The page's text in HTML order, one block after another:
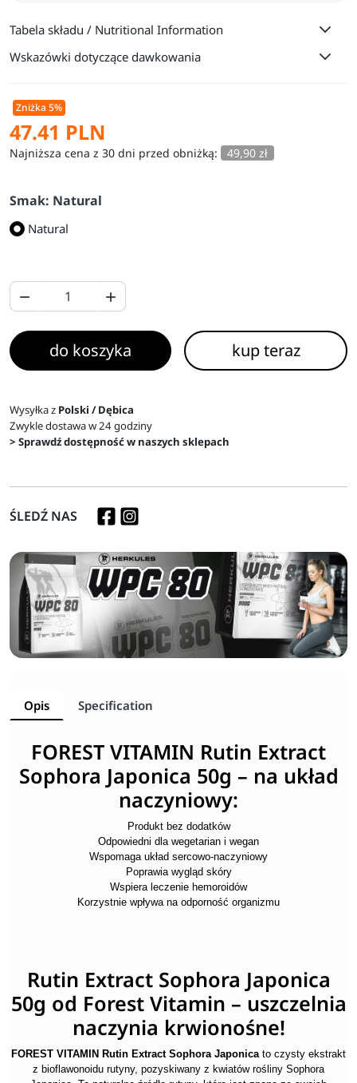
Tabela składu / Nutritional Information
Wskazówki dotyczące dawkowania
Zniżka 5%
47.41 PLN
Najniższa cena z 30 dni przed obniżką: 49,90 zł
Smak: Natural
Natural
 
do koszyka kup teraz
Wysyłka z Polski / Dębica
Zwykle dostawa w 24 godziny
> Sprawdź dostępność w naszych sklepach
ŚLEDŹ NAS
Opis Specification
FOREST VITAMIN Rutin Extract
Sophora Japonica 50g – na układ
naczyniowy:
Produkt bez dodatków
Odpowiedni dla wegetarian i wegan
Wspomaga układ sercowo-naczyniowy
Poprawia wygląd skóry
Wspiera leczenie hemoroidów
Korzystnie wpływa na odporność organizmu
Rutin Extract Sophora Japonica
50g od Forest Vitamin – uszczelnia
naczynia krwionośne!
FOREST VITAMIN Rutin Extract Sophora Japonica to czysty ekstrakt
z bioflawonoidu rutyny, pozyskiwany z kwiatów rośliny Sophora